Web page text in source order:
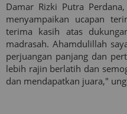
Damar Rizki Putra
menyampaikan ucapan
terima kasih atas
madrasah. Ahamdulillah
perjuangan panjang dan
lebih rajin berlatih dan
dan mendapatkan juara,"